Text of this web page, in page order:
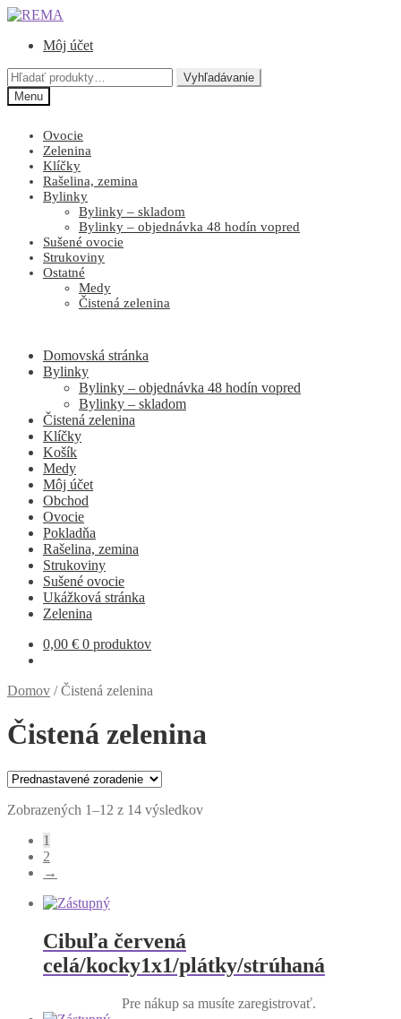
Preskočiť
navigáciu
Preskočiť
obsah
Môj účet
Hľadať:
Vyhľadávanie
Menu
Ovocie
Zelenina
Klíčky
Rašelina, zemina
Bylinky
Bylinky – skladom
Bylinky – objednávka 48 hodín vopred
Sušené ovocie
Strukoviny
Ostatné
Medy
Čistená zelenina
Domovská stránka
Bylinky
Bylinky – objednávka 48 hodín vopred
Bylinky – skladom
Čistená zelenina
Klíčky
Košík
Medy
Môj účet
Obchod
Ovocie
Pokladňa
Rašelina, zemina
Strukoviny
Sušené ovocie
Ukážková stránka
Zelenina
0,00 € 0 produktov
Domov /Čistená zelenina
Čistená zelenina
Zobrazených 1–12 z 14 výsledkov
1
2
→
Cibuľa červená
celá/kocky1x1/plátky/strúhaná
Pre nákup sa musíte zaregistrovať.